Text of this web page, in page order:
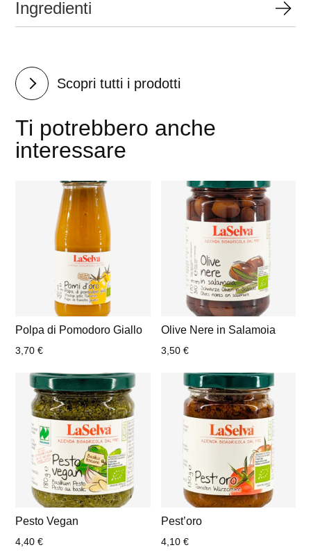
Ingredienti
Ti potrebbero anche
interessare
Scopri tutti i prodotti
Polpa di Pomodoro Giallo
3,70€
Olive Nere in Salamoia
3,50 €
Pesto Vegan
4,40€
Pest’oro
4,10 €